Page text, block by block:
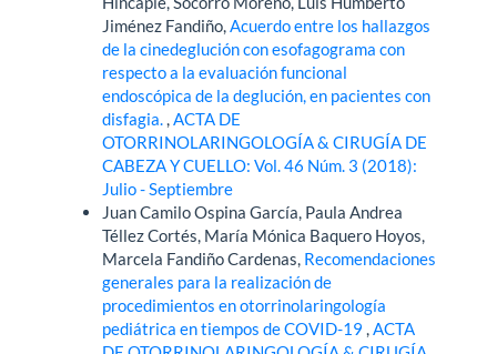
Jiménez Fandiño, Acuerdo entre los hallazgos
de la cinedeglución con esofagograma con
respecto a la evaluación funcional
endoscópica de la deglución, en pacientes con
disfagia.
ACTA DE
OTORRINOLARINGOLOGÍA & CIRUGÍA DE
CABEZA Y CUELLO: Vol. 46 Núm. 3 (2018):
Julio - Septiembre
Juan Camilo Ospina García, Paula Andrea
Téllez Cortés, María Mónica Baquero Hoyos,
Marcela Fandiño Cardenas, Recomendaciones
generales para la realización de
procedimientos en otorrinolaringología
pediátrica en tiempos de COVID-19
ACTA